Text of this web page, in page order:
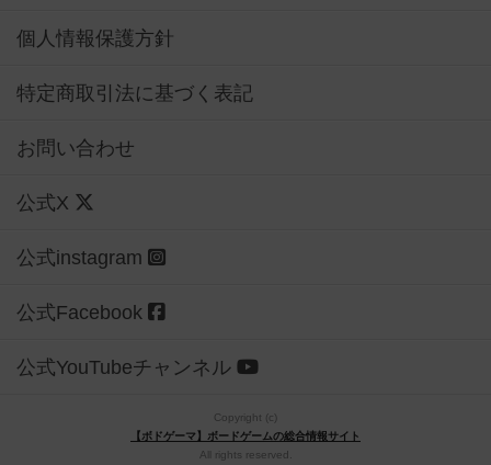
個人情報保護方針
特定商取引法に基づく表記
お問い合わせ
公式X
公式instagram
公式Facebook
公式YouTubeチャンネル
Copyright (c)
【ボドゲーマ】ボードゲームの総合情報サイト
All rights reserved.